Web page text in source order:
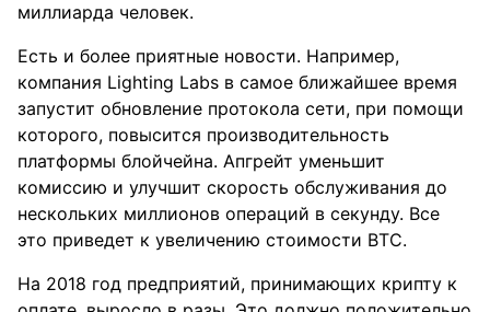
миллиарда человек.
Есть и более приятные новости. Например,
компания Lighting Labs в самое ближайшее время
запустит обновление протокола сети, при помощи
которого, повысится производительность
платформы блойчейна. Апгрейт уменьшит
комиссию и улучшит скорость обслуживания до
нескольких миллионов операций в секунду. Все
это приведет к увеличению стоимости BTC.
На 2018 год предприятий, принимающих крипту к